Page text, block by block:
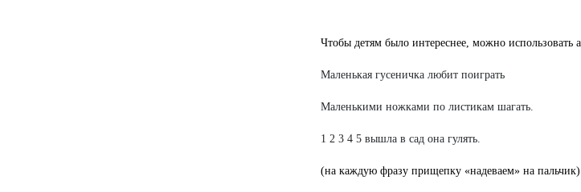
Чтобы детям было интереснее, можно
Маленькая гусеничка любит поиграть
Маленькими ножками по листикам шагать.
1 2 3 4 5 вышла в сад она гулять.
(на каждую фразу прищепку «надеваем» на пальчик)